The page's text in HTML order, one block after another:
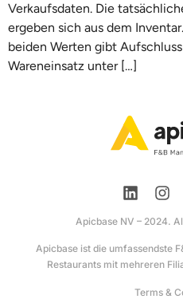
Verkaufsdaten. Die
ergeben sich aus dem
beiden Werten gibt
Wareneinsatz unter […]
Apicbase NV – 2024.
Apicbase ist die umfassendste
Restaurants mit mehreren
Terms &